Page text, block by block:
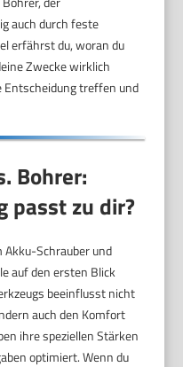
auch durch feste
erfährst du, woran du
Zwecke wirklich
Entscheidung treffen und
Bohrer:
passt zu dir?
Schrauber und
auf den ersten Blick
beeinflusst nicht
auch den Komfort
ihre speziellen Stärken
optimiert. Wenn du